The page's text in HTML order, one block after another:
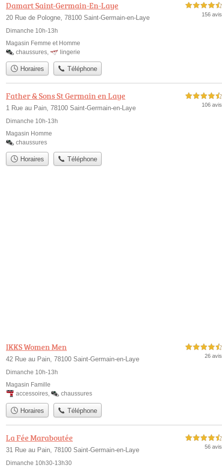
Damart Saint-Germain-En-Laye
20 Rue de Pologne, 78100 Saint-Germain-en-Laye
Dimanche 10h-13h
4,5 étoiles sur 5
156 avis
Magasin Femme et Homme
chaussures
lingerie
Horaires Téléphone
Father & Sons St Germain en Laye
1 Rue au Pain, 78100 Saint-Germain-en-Laye
Dimanche 10h-13h
4,5 étoiles sur 5
106 avis
Magasin Homme
chaussures
Horaires Téléphone
IKKS Women Men
42 Rue au Pain, 78100 Saint-Germain-en-Laye
Dimanche 10h-13h
4,5 étoiles sur 5
26 avis
Magasin Famille
accessoires, chaussures
Horaires Téléphone
La Fée Maraboutée
31 Rue au Pain, 78100 Saint-Germain-en-Laye
Dimanche 10h30-13h30
4,5 étoiles sur 5
56 avis